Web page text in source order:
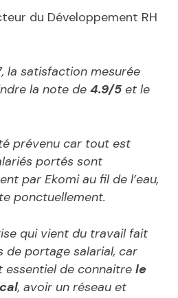
du Développement RH
la satisfaction mesurée
la note de 4.9/5 et le
prévenu car tout est
portés sont
par Ekomi au fil de l’eau,
ponctuellement.
qui vient du travail fait
de portage salarial, car
essentiel de connaitre le
, avoir un réseau et